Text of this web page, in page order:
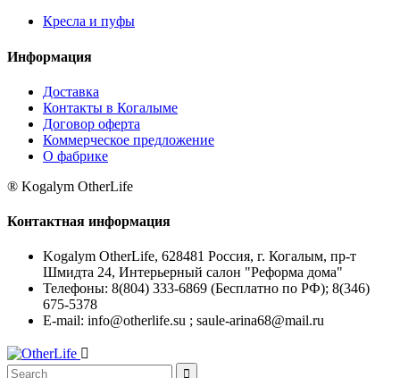
Кресла и пуфы
Информация
Доставка
Контакты в Когалыме
Договор оферта
Коммерческое предложение
О фабрике
® Kogalym OtherLife
Контактная информация
Kogalym OtherLife, 628481 Россия, г. Когалым, пр-т
Шмидта 24, Интерьерный салон "Реформа дома"
Телефоны: 8(804) 333-6869 (Бесплатно по РФ); 8(346)
675-5378
E-mail: info@otherlife.su ; saule-arina68@mail.ru

